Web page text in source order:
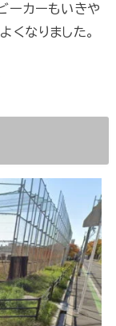
ーカーもいきや
くなりました。